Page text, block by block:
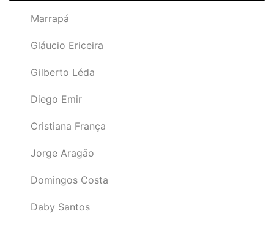
Marrapá
Gláucio Ericeira
Gilberto Léda
Diego Emir
Cristiana França
Jorge Aragão
Domingos Costa
Daby Santos